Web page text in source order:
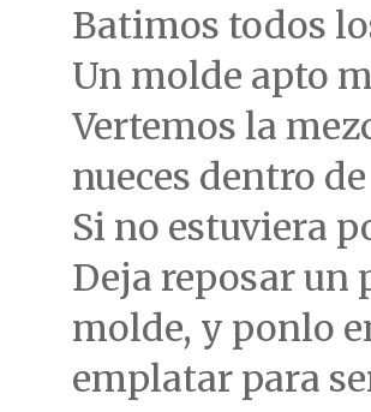
Batimos todos
Un molde apto
Vertemos la
nueces dentro
Si no estuviera
Deja reposar un
molde, y ponlo
emplatar para